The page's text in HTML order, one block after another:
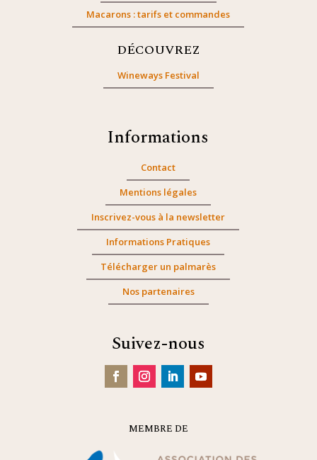
Macarons : tarifs et commandes
DÉCOUVREZ
Wineways Festival
Informations
Contact
Mentions légales
Inscrivez-vous à la newsletter
Informations Pratiques
Télécharger un palmarès
Nos partenaires
Suivez-nous
MEMBRE DE